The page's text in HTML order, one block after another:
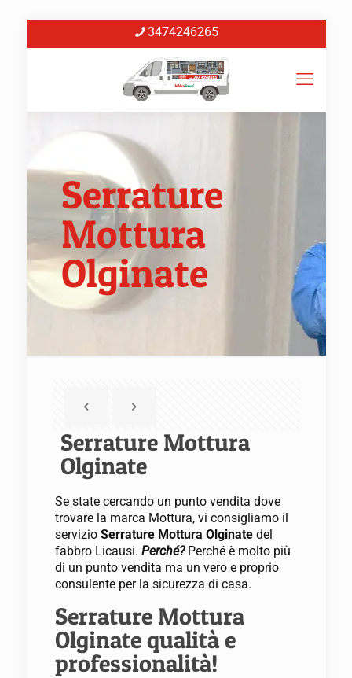
3474246265
Serrature
Mottura
Olginate
Serrature Mottura
Olginate
Se state cercando un punto vendita dove
trovare la marca Mottura, vi consigliamo il
servizio Serrature Mottura Olginate del
fabbro Licausi. Perché?Perché è molto più
di un punto vendita ma un vero e proprio
consulente per la sicurezza di casa.
Serrature Mottura
Olginate qualità e
professionalità!